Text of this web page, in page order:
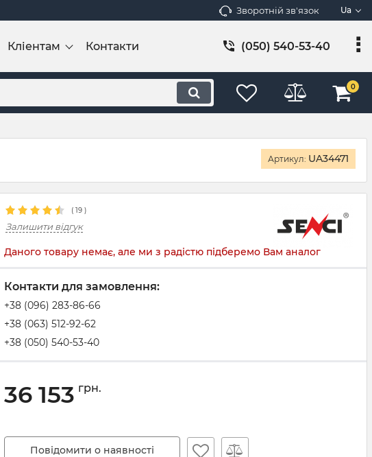
Зворотній зв'язок Ua
Кліентам Контакти (050) 540-53-40
0
Артикул: UA34471
( 19 )
Залишити відгук
Даного товару немає, але ми з радістю підберемо Вам аналог
Контакти для замовлення:
+38 (096) 283-86-66
+38 (063) 512-92-62
+38 (050) 540-53-40
36 153 грн.
Повідомити о наявності